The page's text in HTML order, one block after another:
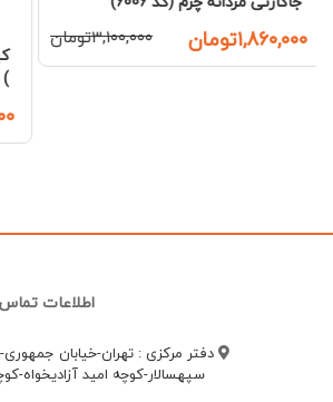
کیف پول جیبی مردانه چرم ( کد 6011
اطلاعات تماس
دفتر مرکزی : تهران-خیابان جمهوری-
سپهسالار-کوچه امید آزادیخواه-